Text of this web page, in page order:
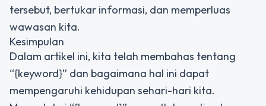
tersebut, bertukar informasi, dan memperluas
wawasan kita.
Kesimpulan
Dalam artikel ini, kita telah membahas tentang
“{keyword}” dan bagaimana hal ini dapat
mempengaruhi kehidupan sehari-hari kita.